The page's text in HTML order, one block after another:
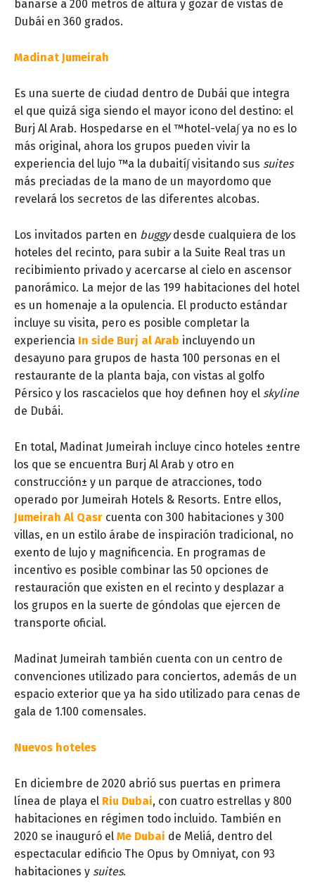
bañarse a 200 metros de altura y gozar de vistas de
Dubái en 360 grados.
Madinat Jumeirah
Es una suerte de ciudad dentro de Dubái que integra
el que quizá siga siendo el mayor icono del destino: el
Burj Al Arab. Hospedarse en el ™hotel-vela∫ ya no es lo
más original, ahora los grupos pueden vivir la
experiencia del lujo ™a la dubaití∫ visitando sus suites
más preciadas de la mano de un mayordomo que
revelará los secretos de las diferentes alcobas.
Los invitados parten en buggydesde cualquiera de los
hoteles del recinto, para subir a la Suite Real tras un
recibimiento privado y acercarse al cielo en ascensor
panorámico. La mejor de las 199 habitaciones del hotel
es un homenaje a la opulencia. El producto estándar
incluye su visita, pero es posible completar la
experiencia In side Burj al Arab incluyendo un
desayuno para grupos de hasta 100 personas en el
restaurante de la planta baja, con vistas al golfo
Pérsico y los rascacielos que hoy definen hoy el skyline
de Dubái.
En total, Madinat Jumeirah incluye cinco hoteles ±entre
los que se encuentra Burj Al Arab y otro en
construcción± y un parque de atracciones, todo
operado por Jumeirah Hotels & Resorts. Entre ellos,
Jumeirah Al Qasr cuenta con 300 habitaciones y 300
villas, en un estilo árabe de inspiración tradicional, no
exento de lujo y magnificencia. En programas de
incentivo es posible combinar las 50 opciones de
restauración que existen en el recinto y desplazar a
los grupos en la suerte de góndolas que ejercen de
transporte oficial.
Madinat Jumeirah también cuenta con un centro de
convenciones utilizado para conciertos, además de un
espacio exterior que ya ha sido utilizado para cenas de
gala de 1.100 comensales.
Nuevos hoteles
En diciembre de 2020 abrió sus puertas en primera
línea de playa el Riu Dubai, con cuatro estrellas y 800
habitaciones en régimen todo incluido. También en
2020 se inauguró el Me Dubai de Meliá, dentro del
espectacular edificio The Opus by Omniyat, con 93
habitaciones y suites.